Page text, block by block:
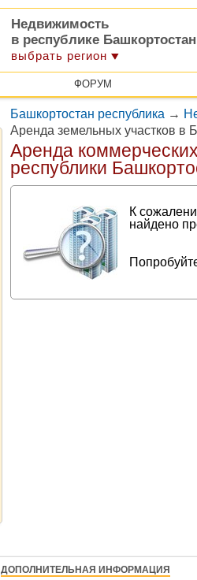
Недвижимость
в республике Башкортостан
выбрать регион
ФОРУМ
Башкортостан республика →
Аренда земельных участков в
Аренда
республики
К
найдено
ДОПОЛНИТЕЛЬНАЯ ИНФОРМАЦИЯ